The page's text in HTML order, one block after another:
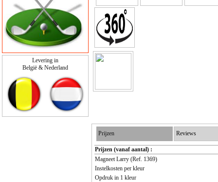
Levering in
België & Nederland
Prijzen Reviews
Prijzen (vanaf aantal) :
Magneet Larry (Ref. 1369)
Instelkosten per kleur
Opdruk in 1 kleur